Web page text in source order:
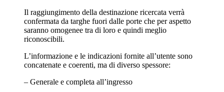
Il raggiungimento della destinazione ricercata verrà
confermata da targhe fuori dalle porte che per aspetto
saranno omogenee tra di loro e quindi meglio
riconoscibili.
L’informazione e le indicazioni fornite all’utente sono
concatenate e coerenti, ma di diverso spessore:
– Generale e completa all’ingresso